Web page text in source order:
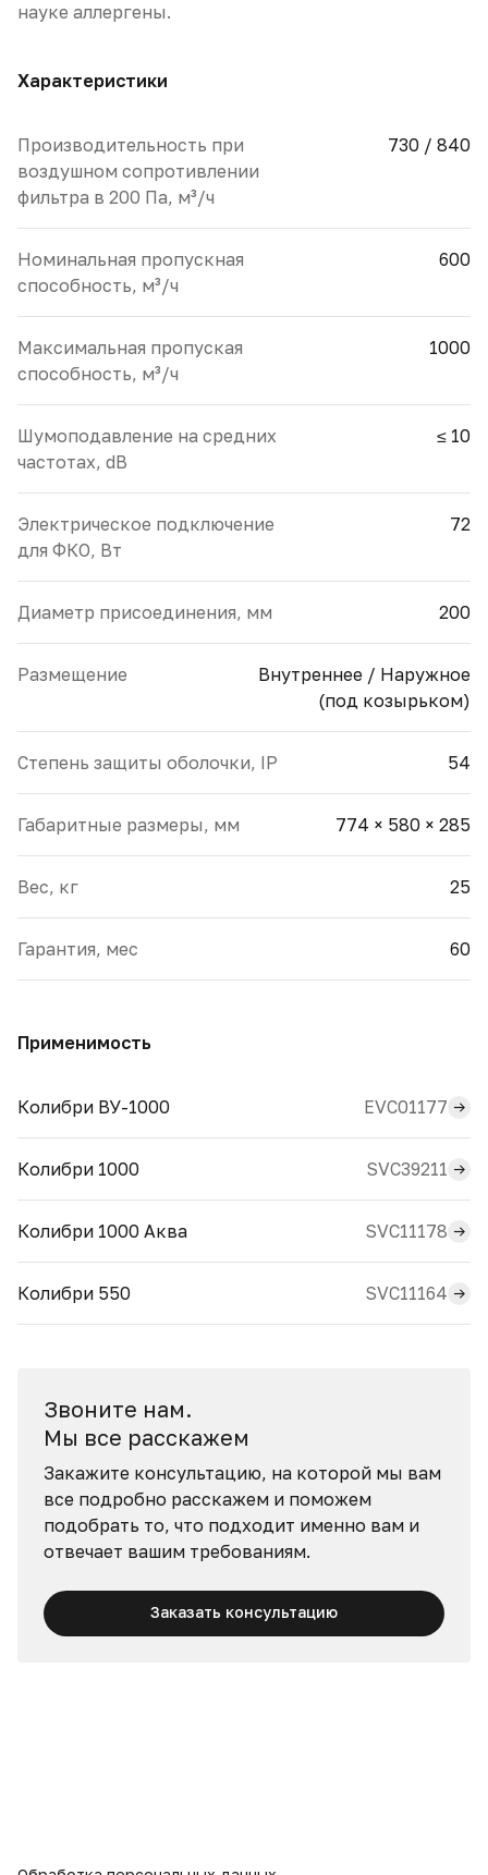
науке аллергены.
Характеристики
Производительность при
воздушном сопротивлении
фильтра в 200 Па, м³/ч
730 / 840
Номинальная пропускная
способность, м³/ч
600
Максимальная пропуская
способность, м³/ч
1000
Шумоподавление на средних
частотах, dB
≤ 10
Электрическое подключение
для ФКО, Вт
72
Диаметр присоединения, мм 200
Размещение
Внутреннее / Наружное
(под козырьком)
Cтепень защиты оболочки, IP 54
Габаритные размеры, мм 774 × 580 × 285
Вес, кг 25
Гарантия, мес 60
Применимость
Колибри ВУ-1000 EVC01177
Колибри 1000 SVC39211
Колибри 1000 Аква SVC11178
Колибри 550 SVC11164
Звоните нам.
Мы все расскажем
Закажите консультацию, на которой мы вам
все подробно расскажем и поможем
подобрать то, что подходит именно вам и
отвечает вашим требованиям.
Заказать консультацию